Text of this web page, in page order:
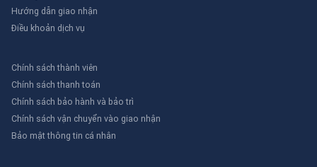
Hướng dẫn giao nhận
Điều khoản dịch vụ
Chính sách thành viên
Chính sách thanh toán
Chính sách bảo hành và bảo trì
Chính sách vận chuyển vào giao nhận
Bảo mật thông tin cá nhân